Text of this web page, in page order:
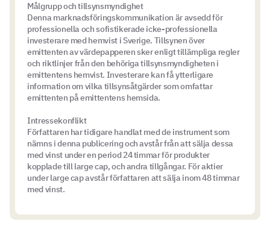
Målgrupp och tillsynsmyndighet
Denna marknadsföringskommunikation är avsedd för
professionella och sofistikerade icke-professionella
investerare med hemvist i Sverige. Tillsynen över
emittenten av värdepapperen sker enligt tillämpliga regler
och riktlinjer från den behöriga tillsynsmyndigheten i
emittentens hemvist. Investerare kan få ytterligare
information om vilka tillsynsåtgärder som omfattar
emittenten på emittentens hemsida.
Intressekonflikt
Författaren har tidigare handlat med de instrument som
nämns i denna publicering och avstår från att sälja dessa
med vinst under en period 24 timmar för produkter
kopplade till large cap, och andra tillgångar. För aktier
under large cap avstår författaren att sälja inom 48 timmar
med vinst.